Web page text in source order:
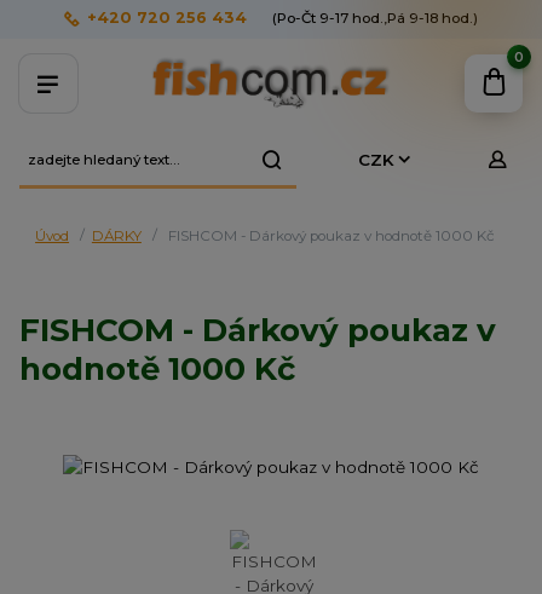
CZK
+420 720 256 434 (Po-Čt 9-17 hod.,Pá 9-18 hod.)
0
Úvod DÁRKY FISHCOM - Dárkový poukaz v hodnotě 1000 Kč
FISHCOM - Dárkový poukaz v
hodnotě 1000 Kč